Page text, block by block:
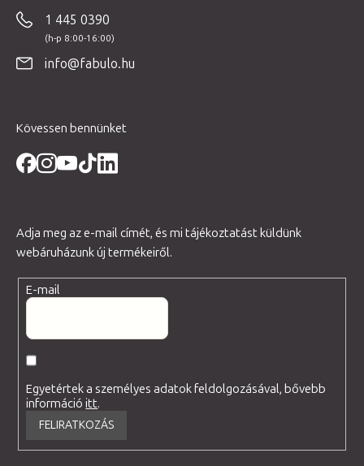
1 445 0390
info@fabulo.hu
Kövessen bennünket
Adja meg az e-mail címét, és mi tájékoztatást küldünk
webáruházunk új termékeiről.
E-mail
Egyetértek a személyes adatok feldolgozásával, bővebb
információitt.
FELIRATKOZÁS